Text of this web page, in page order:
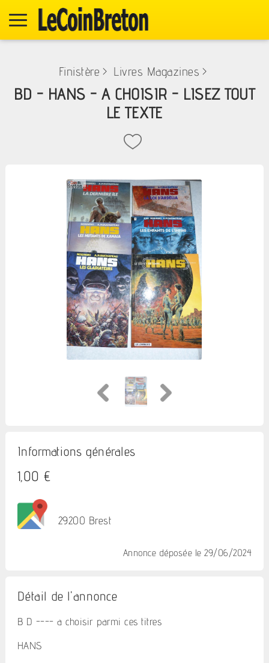
Finistère > Livres Magazines >
BD - HANS - A CHOISIR - LISEZ TOUT
LE TEXTE
Informations générales
1,00 €
29200 Brest
Annonce déposée le 29/06/2024
Détail de l'annonce
B D ---- a choisir parmi ces titres
HANS